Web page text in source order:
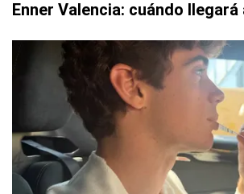
Enner Valencia: cuándo llegará